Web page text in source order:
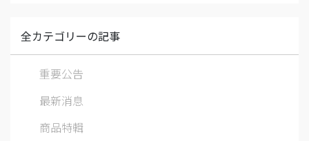
全カテゴリーの記事
重要公告
最新消息
商品特輯